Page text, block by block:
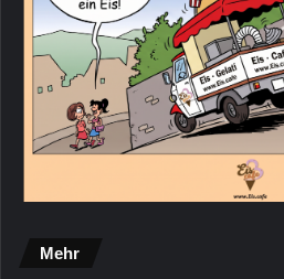
Mehr